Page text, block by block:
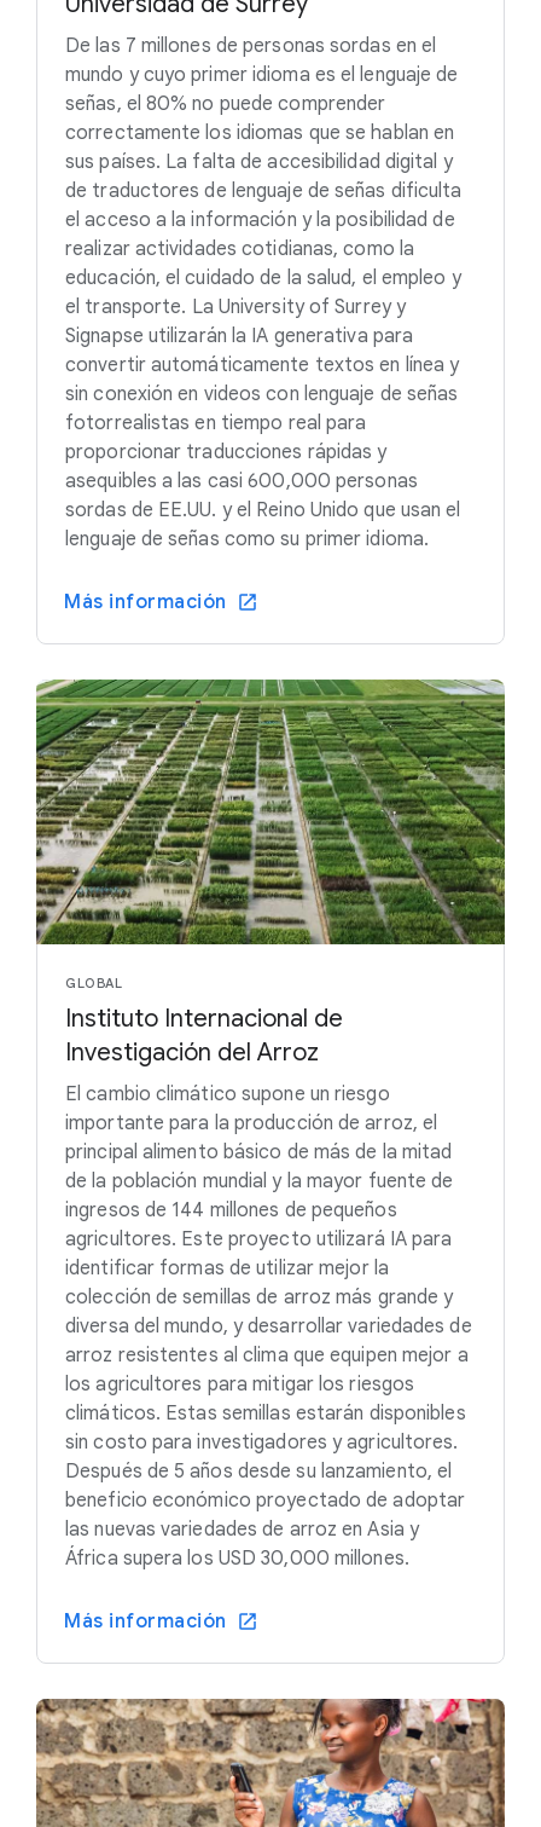
De las 7 millones de personas sordas en el
mundo y cuyo primer idioma es el lenguaje de
señas, el 80% no puede comprender
correctamente los idiomas que se hablan en
sus países. La falta de accesibilidad digital y
de traductores de lenguaje de señas dificulta
el acceso a la información y la posibilidad de
realizar actividades cotidianas, como la
educación, el cuidado de la salud, el empleo y
el transporte. La University of Surrey y
Signapse utilizarán la IA generativa para
convertir automáticamente textos en línea y
sin conexión en videos con lenguaje de señas
fotorrealistas en tiempo real para
proporcionar traducciones rápidas y
asequibles a las casi 600,000 personas
sordas de EE.UU. y el Reino Unido que usan el
lenguaje de señas como su primer idioma.
Más información
GLOBAL
Instituto Internacional de
Investigación del Arroz
El cambio climático supone un riesgo
importante para la producción de arroz, el
principal alimento básico de más de la mitad
de la población mundial y la mayor fuente de
ingresos de 144 millones de pequeños
agricultores. Este proyecto utilizará IA para
identificar formas de utilizar mejor la
colección de semillas de arroz más grande y
diversa del mundo, y desarrollar variedades de
arroz resistentes al clima que equipen mejor a
los agricultores para mitigar los riesgos
climáticos. Estas semillas estarán disponibles
sin costo para investigadores y agricultores.
Después de 5 años desde su lanzamiento, el
beneficio económico proyectado de adoptar
las nuevas variedades de arroz en Asia y
África supera los USD 30,000 millones.
Más información